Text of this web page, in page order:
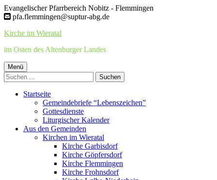
Springe
zum
Evangelischer Pfarrbereich Nobitz - Flemmingen
pfa.flemmingen@suptur-abg.de
Kirche im Wieratal
im Osten des Altenburger Landes
Primäres
Menü
Menü
Suchen
nach:
Startseite
Gemeindebriefe “Lebenszeichen”
Gottesdienste
Liturgischer Kalender
Aus den Gemeinden
Kirchen im Wieratal
Kirche Garbisdorf
Kirche Göpfersdorf
Kirche Flemmingen
Kirche Frohnsdorf